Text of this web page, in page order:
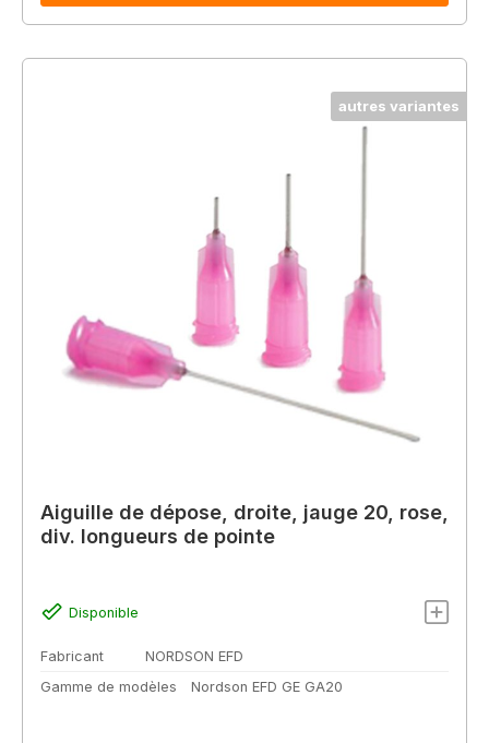
autres variantes
Aiguille de dépose, droite, jauge 20, rose,
div. longueurs de pointe
Disponible
Fabricant
NORDSON EFD
Gamme de modèles
Nordson EFD GE GA20